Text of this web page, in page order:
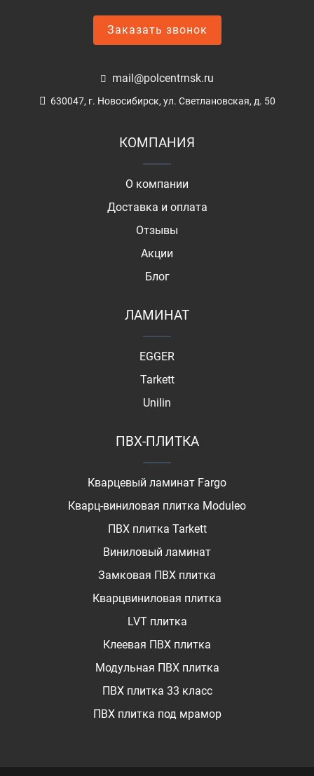
Заказать звонок
mail@polcentrnsk.ru
630047, г. Новосибирск, ул. Светлановская, д. 50
КОМПАНИЯ
О компании
Доставка и оплата
Отзывы
Акции
Блог
ЛАМИНАТ
EGGER
Tarkett
Unilin
ПВХ-ПЛИТКА
Кварцевый ламинат Fargo
Кварц-виниловая плитка Moduleo
ПВХ плитка Tarkett
Виниловый ламинат
Замковая ПВХ плитка
Кварцвиниловая плитка
LVT плитка
Клеевая ПВХ плитка
Модульная ПВХ плитка
ПВХ плитка 33 класс
ПВХ плитка под мрамор